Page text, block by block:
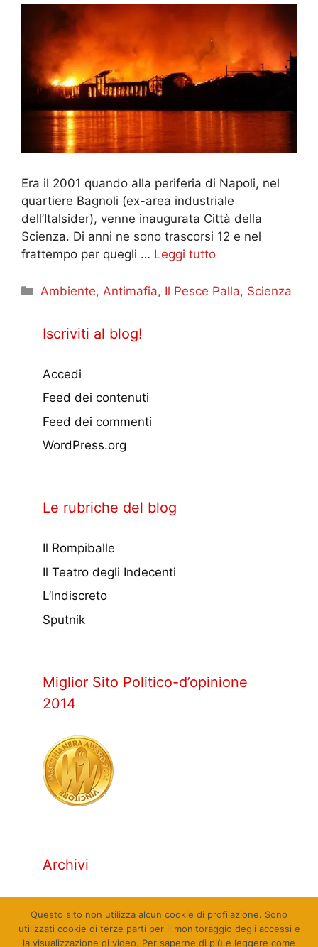
Era il 2001 quando alla periferia di Napoli, nel
quartiere Bagnoli (ex-area industriale
dell’Italsider), venne inaugurata Città della
Scienza. Di anni ne sono trascorsi 12 e nel
frattempo per quegli … Leggi tutto
Categorie
Ambiente, Antimafia, Il Pesce Palla, Scienza
Iscriviti al blog!
Accedi
Feed dei contenuti
Feed dei commenti
WordPress.org
Le rubriche del blog
Il Rompiballe
Il Teatro degli Indecenti
L’Indiscreto
Sputnik
Miglior Sito Politico-d’opinione
2014
Archivi
Questo sito non utilizza alcun cookie di profilazione. Sono
utilizzati cookie di terze parti per il monitoraggio degli accessi e
la visualizzazione di video. Per saperne di più e leggere come